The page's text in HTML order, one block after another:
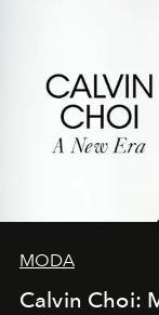
MODA
Calvin Choi: